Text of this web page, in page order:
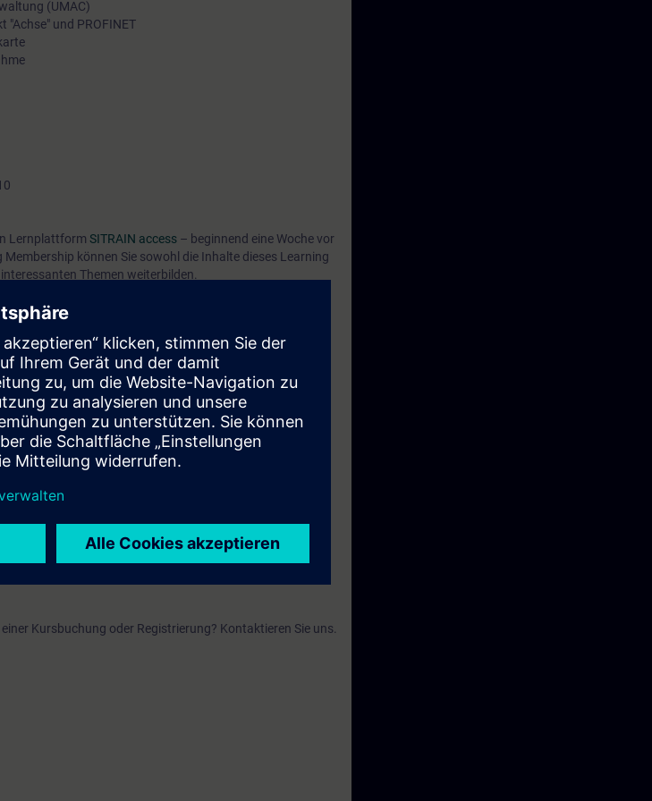
(UMAC)
"Achse" und PROFINET
Lernplattform SITRAIN access – beginnend eine Woche vor
können Sie sowohl die Inhalte dieses Learning
Themen weiterbilden.
SINAMICS S210 [6SL5…] bei der Inbetriebnahme und
Inbetriebnahme und Service-Tätigkeiten wie
der Kurse TIA-SERV1 oder TIA-PRO1)
14 Tage nach Kursende. Während dieses Zeitraums
Kursbuchung oder Registrierung? Kontaktieren Sie uns.